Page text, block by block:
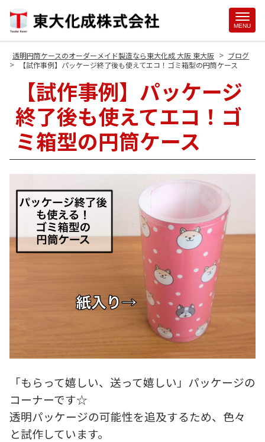
MENU
透明円筒ケースのオーダーメイド製造なら東大化成 大阪 東大阪 > ブログ
> 【試作事例】パッケージ終了後も使えてエコ！ゴミ箱型の円筒ケース
【試作事例】パッケージ
終了後も使えてエコ！ゴ
ミ箱型の円筒ケース
「もらって嬉しい、送って嬉しい」パッケージの
コーナーです☆
透明パッケージの可能性を追及するため、色々
と試作しています。
Site
Footer